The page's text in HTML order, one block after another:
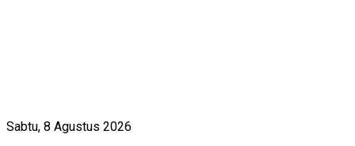
Sabtu, 8 Agustus 2026